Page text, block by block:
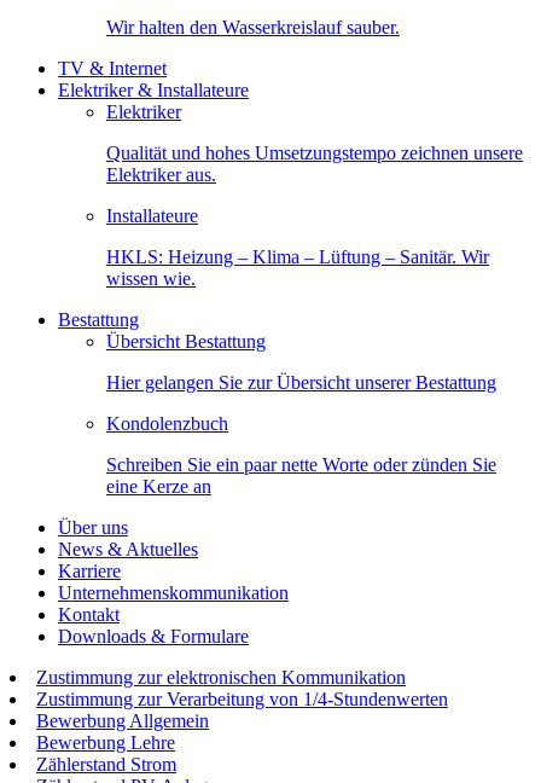
Wir halten den Wasserkreislauf sauber.
TV & Internet
Elektriker & Installateure
Elektriker
Qualität und hohes Umsetzungstempo zeichnen unsere
Elektriker aus.
Installateure
HKLS: Heizung – Klima – Lüftung – Sanitär. Wir
wissen wie.
Bestattung
Übersicht Bestattung
Hier gelangen Sie zur Übersicht unserer Bestattung
Kondolenzbuch
Schreiben Sie ein paar nette Worte oder zünden Sie
eine Kerze an
Über uns
News & Aktuelles
Karriere
Unternehmenskommunikation
Kontakt
Downloads & Formulare
Zustimmung zur elektronischen Kommunikation
Zustimmung zur Verarbeitung von 1/4-Stundenwerten
Bewerbung Allgemein
Bewerbung Lehre
Zählerstand Strom